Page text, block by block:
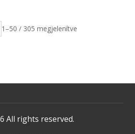
1–50 / 305 megjelenítve
All rights reserved.